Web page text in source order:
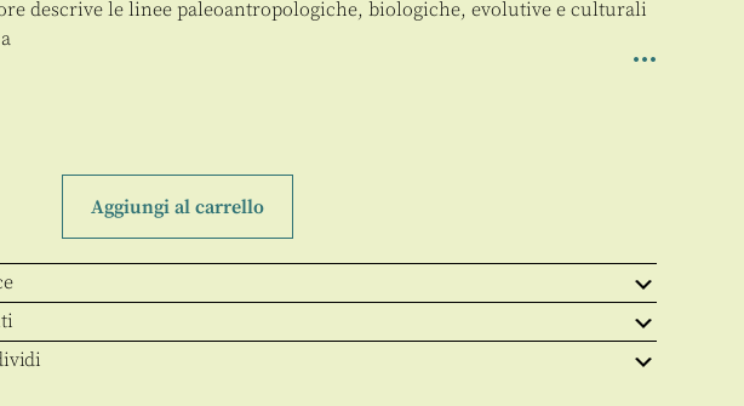
descrive le linee paleoantropologiche, biologiche, evolutive e culturali
Aggiungi al carrello